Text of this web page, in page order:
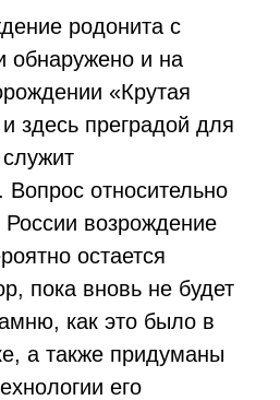
родонита с
обнаружено и на
«Крутая
здесь преградой для
Вопрос относительно
России возрождение
остается
пока вновь не будет
как это было в
а также придуманы
его